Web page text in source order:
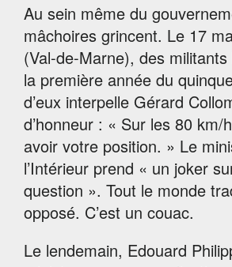
Au sein même du
mâchoires grincent. Le 17
(Val-de-Marne), des
la première année du
d’eux interpelle Gérard
d’honneur : « Sur les 80 km/
avoir votre position. » Le
l’Intérieur prend « un joker
question ». Tout le monde
opposé. C’est un couac.
Le lendemain, Edouard